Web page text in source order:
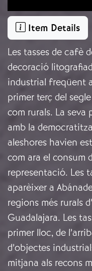
Item Details
Les tasses de cafè
decoració
industrial freqüent
primer terç del
com rurals. La
amb la
aleshores havien
com ara el consum
representació. Les
aparèixer a
regions més rurals
Guadalajara. Les
primer lloc, de
d’objectes
mitjana als recons